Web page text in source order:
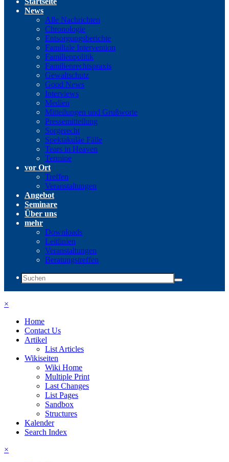
News
Alle Nachrichten
Chronologie
Entsorgungsberichte
Familiale Intervention
Familienpolitik
Familienrechtspraxis
Gewaltschutz
Good News
Interviews
Medien
Mitteilungen und Grußworte
Pressemitteilung
Sorgerecht
Spektakuläe Fälle
Tears in Heaven
Termine
vor Ort
Treffen
Veranstaltungen
Angebot
Seminare
Über uns
mehr
Downloads
Leitlinien
Veranstaltungen
Beratungstreffen
×
Home
Contact Us
Artikel
List Articles
Wikiseiten
Wiki Home
Multiple Print
Last Changes
List Pages
Sandbox
Structures
Kalender
Search Index
×